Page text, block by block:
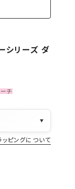
シリーズ ダ
チ
▼
ッピングについて